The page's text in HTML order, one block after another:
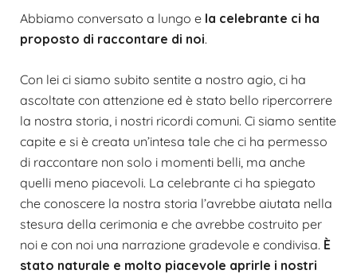
Abbiamo conversato a lungo e la celebrante ci ha
proposto di raccontare di noi.
Con lei ci siamo subito sentite a nostro agio, ci ha
ascoltate con attenzione ed è stato bello ripercorrere
la nostra storia, i nostri ricordi comuni. Ci siamo sentite
capite e si è creata un’intesa tale che ci ha permesso
di raccontare non solo i momenti belli, ma anche
quelli meno piacevoli. La celebrante ci ha spiegato
che conoscere la nostra storia l’avrebbe aiutata nella
stesura della cerimonia e che avrebbe costruito per
noi e con noi una narrazione gradevole e condivisa. È
stato naturale e molto piacevole aprirle i nostri